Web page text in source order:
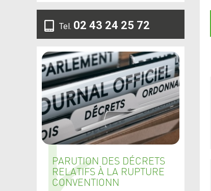
Tel. 02 43 24 25 72
PARUTION DES DÉCRETS
RELATIFS À LA RUPTURE
CONVENTIONN